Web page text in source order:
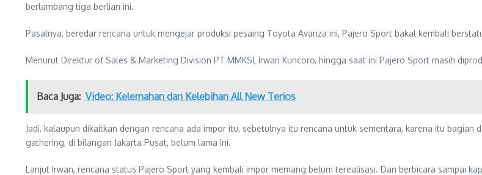
berlambang tiga berlian ini.
Pasalnya, beredar rencana untuk mengejar produksi pesaing Toyota Avanza ini, Pajero Sport bakal kembali
Menurut Direktur of Sales & Marketing Division PT MMKSI, Irwan Kuncoro, hingga saat ini Pajero Sport masih
Baca Juga: Video: Kelemahan dan Kelebihan All New Terios
Jadi, kalaupun dikaitkan dengan rencana ada impor itu, sebetulnya itu rencana untuk sementara, karena itu bagian
gathering, di bilangan Jakarta Pusat, belum lama ini.
Lanjut Irwan, rencana status Pajero Sport yang kembali impor memang belum terealisasi. Dan berbicara sampai